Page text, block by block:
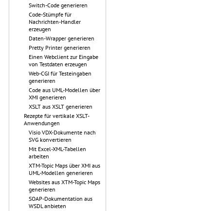
Switch-Code generieren
Code-Stümpfe für
Nachrichten-Handler
erzeugen
Daten-Wrapper generieren
Pretty Printer generieren
Einen Webclient zur Eingabe
von Testdaten erzeugen
Web-CGI für Testeingaben
generieren
Code aus UML-Modellen über
XMI generieren
XSLT aus XSLT generieren
Rezepte für vertikale XSLT-
Anwendungen
Visio VDX-Dokumente nach
SVG konvertieren
Mit Excel-XML-Tabellen
arbeiten
XTM-Topic Maps über XMI aus
UML-Modellen generieren
Websites aus XTM-Topic Maps
generieren
SOAP-Dokumentation aus
WSDL anbieten